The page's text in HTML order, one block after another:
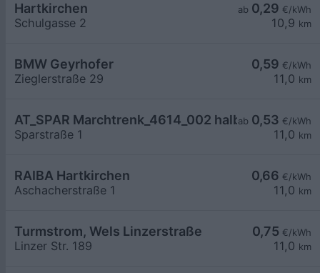
ab 0,29 €/kWh
10,9 km
Hartkirchen
Schulgasse 2
0,59 €/kWh
11,0 km
BMW Geyrhofer
Zieglerstraße 29
ab 0,53 €/kWh
11,0 km
AT_SPAR Marchtrenk_4614_002 halb öffentlich
Sparstraße 1
0,66 €/kWh
11,0 km
RAIBA Hartkirchen
Aschacherstraße 1
0,75 €/kWh
11,0 km
Turmstrom, Wels Linzerstraße
Linzer Str. 189